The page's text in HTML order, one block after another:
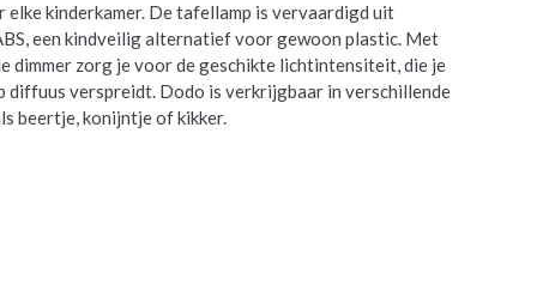
elke kinderkamer. De tafellamp is vervaardigd uit
een kindveilig alternatief voor gewoon plastic. Met
dimmer zorg je voor de geschikte lichtintensiteit, die je
diffuus verspreidt. Dodo is verkrijgbaar in verschillende
beertje, konijntje of kikker.